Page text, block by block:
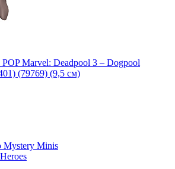
Marvel: Deadpool 3 – Dogpool
(79769) (9,5 см)
Mystery Minis